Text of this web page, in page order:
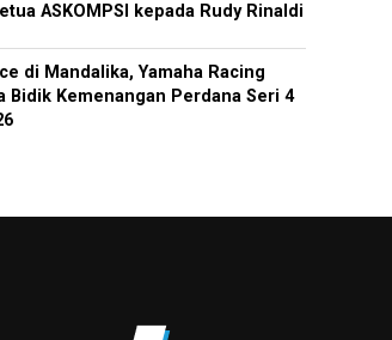
ASKOMPSI kepada Rudy Rinaldi
di Mandalika, Yamaha Racing
Bidik Kemenangan Perdana Seri 4